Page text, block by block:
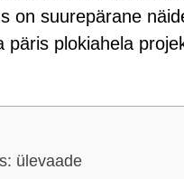
on suurepärane
plokiahela
ülevaade